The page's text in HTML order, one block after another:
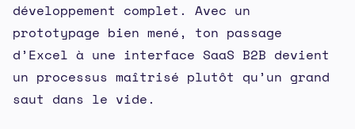
développement complet. Avec un
prototypage bien mené, ton passage
d’Excel à une interface SaaS B2B devient
un processus maîtrisé plutôt qu’un grand
saut dans le vide.